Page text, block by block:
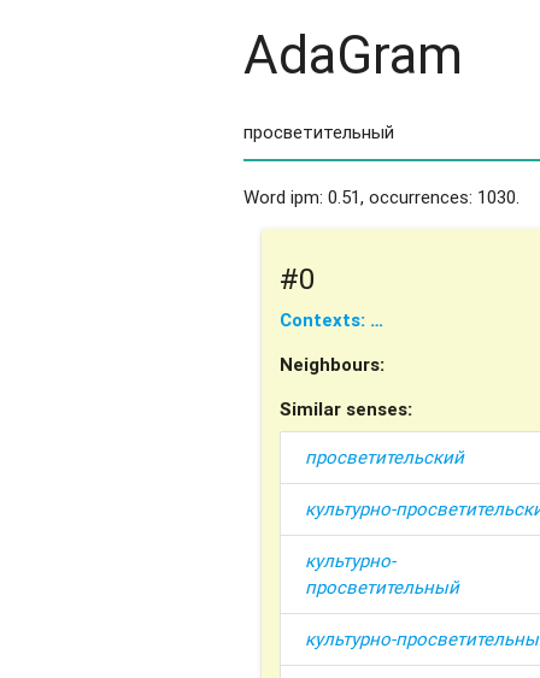
AdaGram
Word ipm: 0.51, occurrences: 1030.
#0
Contexts: …
Neighbours:
Similar senses:
просветительский
культурно-
культурно-
просветительный
культурно-